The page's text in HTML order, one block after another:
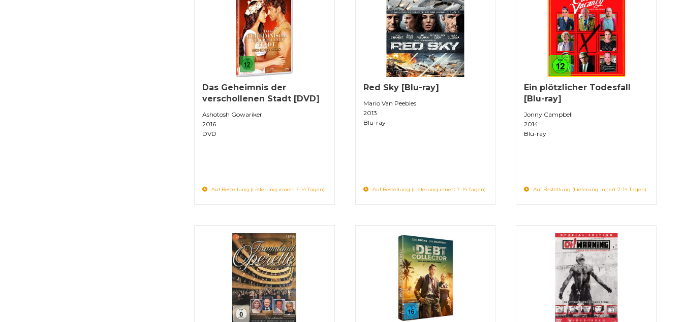
Das Geheimnis der
verschollenen Stadt [DVD]
Ashotosh Gowariker
2016
DVD
Auf Bestellung (Lieferung innert 7-14 Tagen)
Red Sky [Blu-ray]
Mario Van Peebles
2013
Blu-ray
Auf Bestellung (Lieferung innert 7-14 Tagen)
Ein plötzlicher Todesfall
[Blu-ray]
Jonny Campbell
2014
Blu-ray
Auf Bestellung (Lieferung innert 7-14 Tagen)